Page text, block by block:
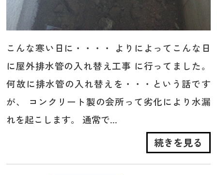
こんな寒い日に・・・・ よりによってこんな日
に屋外排水管の入れ替え工事 に行ってました。
何故に排水管の入れ替えを・・・という話です
が、 コンクリート製の会所って劣化により水漏
れを起こします。 通常で...
続きを見る